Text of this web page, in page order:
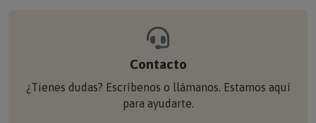
Contacto
¿Tienes dudas? Escríbenos o llámanos. Estamos aquí
para ayudarte.